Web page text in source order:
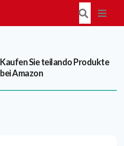
Kaufen Sie teilando Produkte
bei Amazon